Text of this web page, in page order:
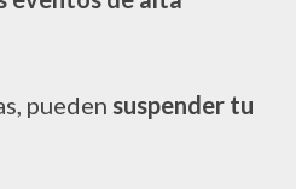
pueden suspender tu